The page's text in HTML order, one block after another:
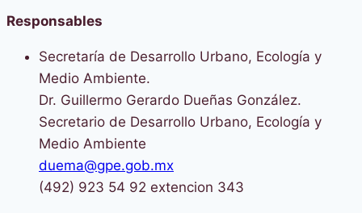
Responsables
Secretaría de Desarrollo Urbano, Ecología y
Medio Ambiente.
Dr. Guillermo Gerardo Dueñas González.
Secretario de Desarrollo Urbano, Ecología y
Medio Ambiente
duema@gpe.gob.mx
(492) 923 54 92 extencion 343